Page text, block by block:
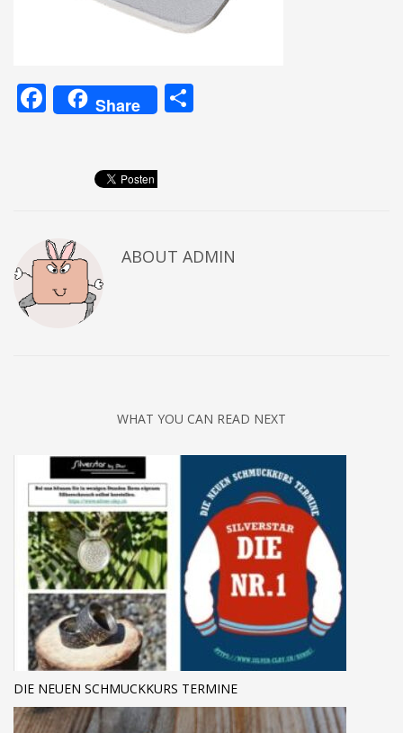
Facebook
Share
ABOUT ADMIN
WHAT YOU CAN READ NEXT
DIE NEUEN SCHMUCKKURS TERMINE